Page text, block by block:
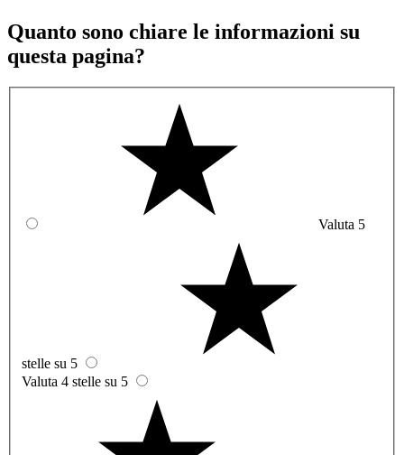
Quanto sono chiare le informazioni su
questa pagina?
Valuta 5
stelle su 5
Valuta 4 stelle su 5